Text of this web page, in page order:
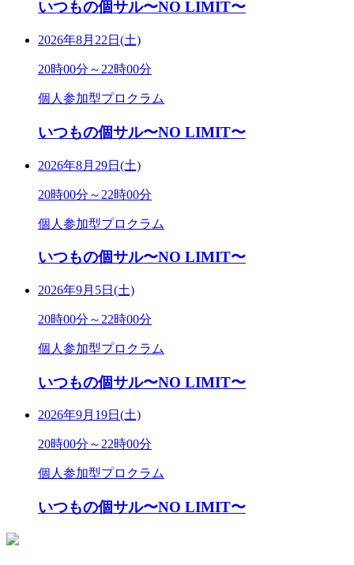
いつもの個サル〜NO LIMIT〜
2026年8月22日(土)
20時00分～22時00分
個人参加型プロクラム
いつもの個サル〜NO LIMIT〜
2026年8月29日(土)
20時00分～22時00分
個人参加型プロクラム
いつもの個サル〜NO LIMIT〜
2026年9月5日(土)
20時00分～22時00分
個人参加型プロクラム
いつもの個サル〜NO LIMIT〜
2026年9月19日(土)
20時00分～22時00分
個人参加型プロクラム
いつもの個サル〜NO LIMIT〜